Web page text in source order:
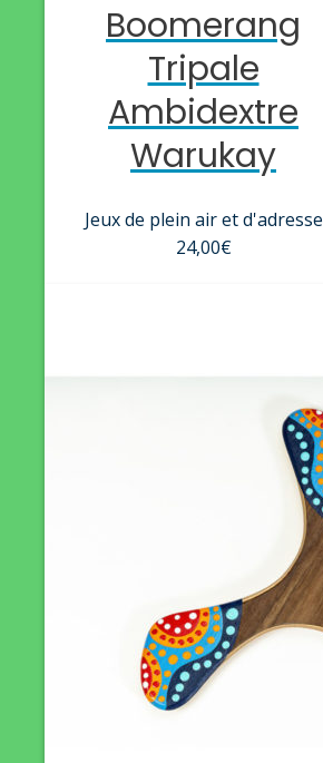
Boomerang
Tripale
Ambidextre
Warukay
Jeux de plein air et d'adresse
24,00€